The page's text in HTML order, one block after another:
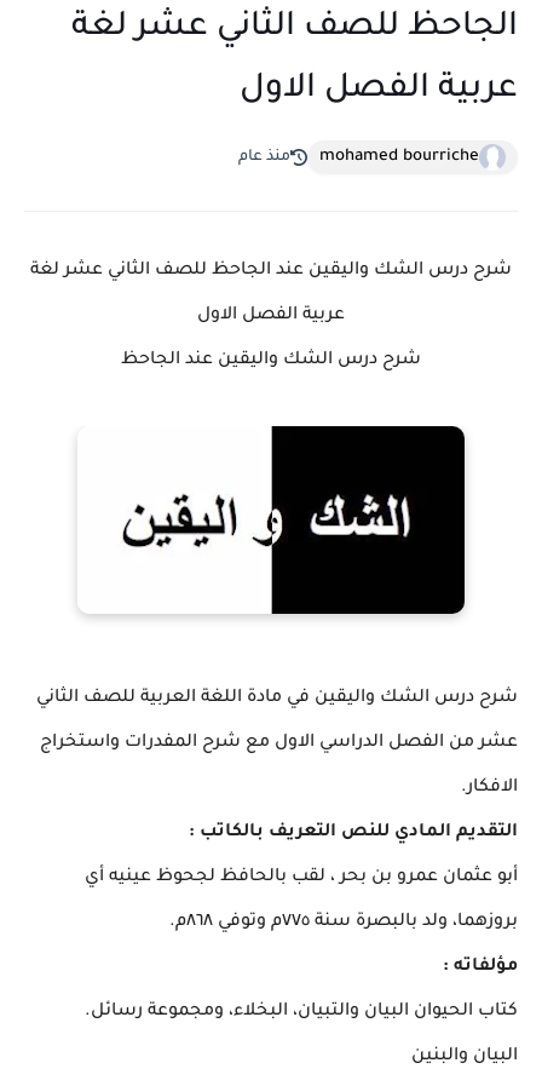
الجاحظ للصف الثاني عشر لغة
عربية الفصل الاول
mohamed bourriche منذ عام
شرح درس الشك واليقين عند الجاحظ للصف الثاني عشر لغة
عربية الفصل الاول
شرح درس الشك واليقين عند الجاحظ
شرح درس الشك واليقين في مادة اللغة العربية للصف الثاني
عشر من الفصل الدراسي الاول مع شرح المفدرات واستخراج
الافكار.
التقديم المادي للنص التعريف بالكاتب :
أبو عثمان عمرو بن بحر ، لقب بالحافظ لجحوظ عينيه أي
بروزهما، ولد بالبصرة سنة ٧٧٥م وتوفي ٨٦٨م.
مؤلفاته :
كتاب الحيوان البيان والتبيان، البخلاء، ومجموعة رسائل.
البيان والبنين